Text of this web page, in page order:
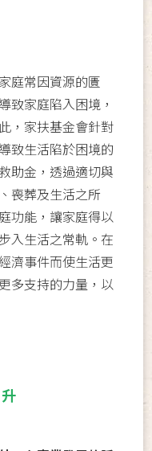
庭常因資源的匱
致家庭陷入困境，
，家扶基金會針對
致生活陷於困境的
助金，透過適切與
喪葬及生活之所
功能，讓家庭得以
入生活之常軌。在
濟事件而使生活更
多支持的力量，以